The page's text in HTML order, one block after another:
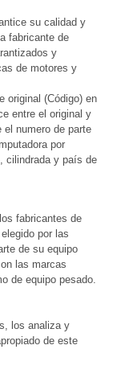
su calidad y
fabricante de
y
de motores y
original (Código) en
entre el original y
el numero de parte
por
cilindrada y país de
fabricantes de
por las
de su equipo
las marcas
de equipo pesado.
los analiza y
de este